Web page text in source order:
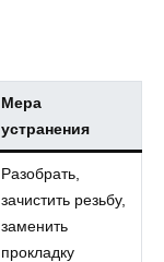
Мера
устранения
Разобрать,
зачистить резьбу,
заменить
прокладку